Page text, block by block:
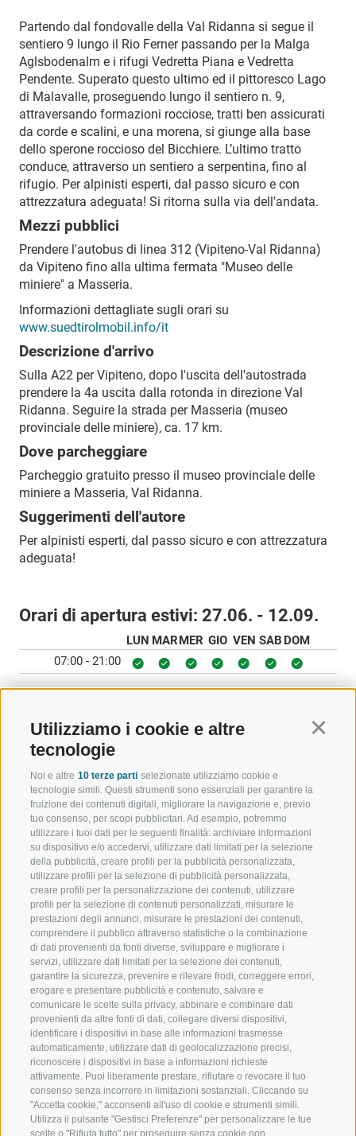
Utilizziamo i cookie e altre
tecnologie
Noi e altre 10 terze parti selezionate utilizziamo cookie e
tecnologie simili. Questi strumenti sono essenziali per garantire la
fruizione dei contenuti digitali, migliorare la navigazione e, previo
tuo consenso, per scopi pubblicitari. Ad esempio, potremmo
utilizzare i tuoi dati per le seguenti finalità: archiviare informazioni
su dispositivo e/o accedervi, utilizzare dati limitati per la selezione
della pubblicità, creare profili per la pubblicità personalizzata,
utilizzare profili per la selezione di pubblicità personalizzata,
creare profili per la personalizzazione dei contenuti, utilizzare
profili per la selezione di contenuti personalizzati, misurare le
prestazioni degli annunci, misurare le prestazioni dei contenuti,
comprendere il pubblico attraverso statistiche o la combinazione
di dati provenienti da fonti diverse, sviluppare e migliorare i
servizi, utilizzare dati limitati per la selezione dei contenuti,
garantire la sicurezza, prevenire e rilevare frodi, correggere errori,
erogare e presentare pubblicità e contenuto, salvare e
comunicare le scelte sulla privacy, abbinare e combinare dati
provenienti da altre fonti di dati, collegare diversi dispositivi,
identificare i dispositivi in base alle informazioni trasmesse
automaticamente, utilizzare dati di geolocalizzazione precisi,
riconoscere i dispositivi in base a informazioni richieste
attivamente. Puoi liberamente prestare, rifiutare o revocare il tuo
consenso senza incorrere in limitazioni sostanziali. Cliccando su
"Accetta cookie," acconsenti all'uso di cookie e strumenti simili.
Utilizza il pulsante "Gestisci Preferenze" per personalizzare le tue
scelte o "Rifiuta tutto" per proseguire senza cookie non
Partendo dal fondovalle della Val Ridanna si segue il
sentiero 9 lungo il Rio Ferner passando per la Malga
Aglsbodenalm e i rifugi Vedretta Piana e Vedretta
Pendente. Superato questo ultimo ed il pittoresco Lago
di Malavalle, proseguendo lungo il sentiero n. 9,
attraversando formazioni rocciose, tratti ben assicurati
da corde e scalini, e una morena, si giunge alla base
dello sperone roccioso del Bicchiere. L’ultimo tratto
conduce, attraverso un sentiero a serpentina, fino al
rifugio. Per alpinisti esperti, dal passo sicuro e con
attrezzatura adeguata! Si ritorna sulla via dell'andata.
Mezzi pubblici
Prendere l'autobus di linea 312 (Vipiteno-Val Ridanna)
da Vipiteno fino alla ultima fermata "Museo delle
miniere" a Masseria.
Informazioni dettagliate sugli orari su
www.suedtirolmobil.info/it
Descrizione d'arrivo
Sulla A22 per Vipiteno, dopo l'uscita dell'autostrada
prendere la 4a uscita dalla rotonda in direzione Val
Ridanna. Seguire la strada per Masseria (museo
provinciale delle miniere), ca. 17 km.
Dove parcheggiare
Parcheggio gratuito presso il museo provinciale delle
miniere a Masseria, Val Ridanna.
Suggerimenti dell'autore
Per alpinisti esperti, dal passo sicuro e con attrezzatura
adeguata!
Orari di apertura estivi: 27.06. - 12.09.
LUN MARMER GIO VEN SAB DOM
07:00 - 21:00
BENVENUTI NELLA REGIONE
TURISTICA DI RACINES
VAL GIOVO
VAL RACINES
VAL RIDANNA
IMPIANTI DI RISALITA
SCUOLA DI SCI RACINES
LUISL'S SKI SCHOOL A RACINES
SPORT E
MOMENTI
SCIARE
ESCURSIONI
ALTA
BIKE
FONDO
ACQUA DA